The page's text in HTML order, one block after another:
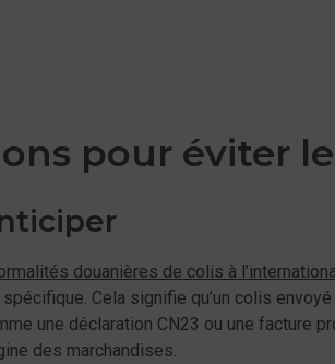
pour éviter
douanières de colis à l’international
Cela signifie qu’un colis
une déclaration CN23 ou une facture
des marchandises.